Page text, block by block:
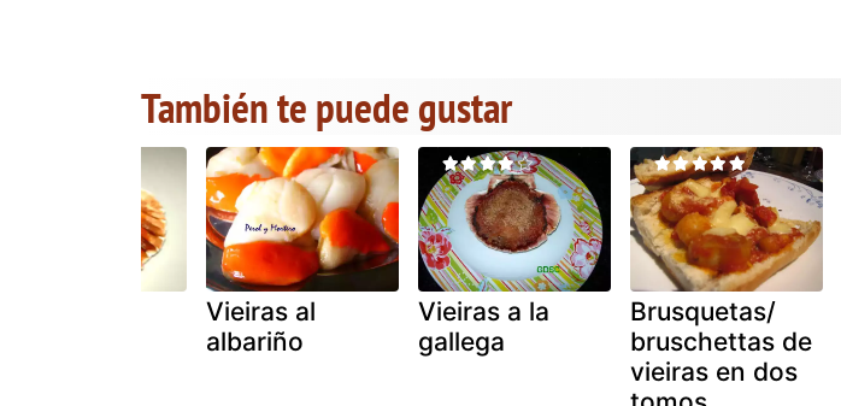
También te puede gustar
Vieiras al
albariño
Vieiras a la
gallega
Brusquetas/
bruschettas de
vieiras en dos